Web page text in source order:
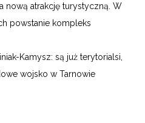
nową atrakcję turystyczną. W
powstanie kompleks
Kamysz: są już terytorialsi,
wojsko w Tarnowie